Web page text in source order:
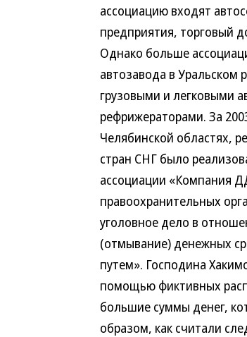
ассоциацию входят
предприятия, торговый
Однако больше
автозавода в Уральском
грузовыми и легковыми
рефрижераторами. За
Челябинской областях,
стран СНГ было
ассоциации «Компания
правоохранительных
уголовное дело в
(отмывание) денежных
путем». Господина
помощью фиктивных
большие суммы денег,
образом, как считали